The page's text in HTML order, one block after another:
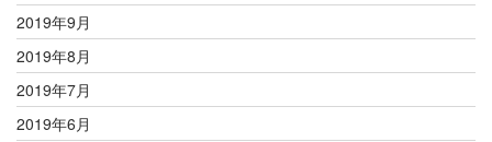
2019年9月
2019年8月
2019年7月
2019年6月